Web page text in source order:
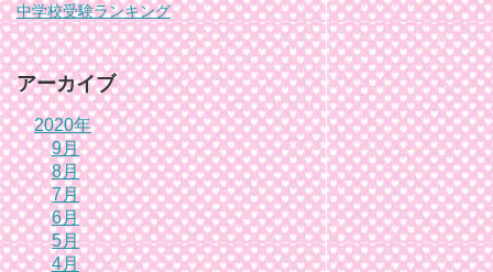
中学校受験ランキング
アーカイブ
2020年
9月
8月
7月
6月
5月
4月